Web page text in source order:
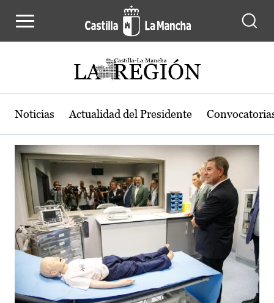
Actualidad de la región de Castilla-
Noticias Actualidad del Presidente